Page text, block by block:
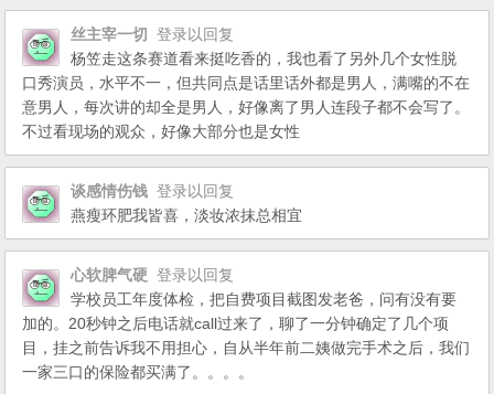
丝主宰一切
登录以回复
杨笠走这条赛道看来挺吃香的，我也看了另外几个女性脱
口秀演员，水平不一，但共同点是话里话外都是男人，满嘴的不在
意男人，每次讲的却全是男人，好像离了男人连段子都不会写了。
不过看现场的观众，好像大部分也是女性
谈感情伤钱 登录以回复
燕瘦环肥我皆喜，淡妆浓抹总相宜
心软脾气硬 登录以回复
学校员工年度体检，把自费项目截图发老爸，问有没有要
加的。20秒钟之后电话就call过来了，聊了一分钟确定了几个项
目，挂之前告诉我不用担心，自从半年前二姨做完手术之后，我们
一家三口的保险都买满了。。。。